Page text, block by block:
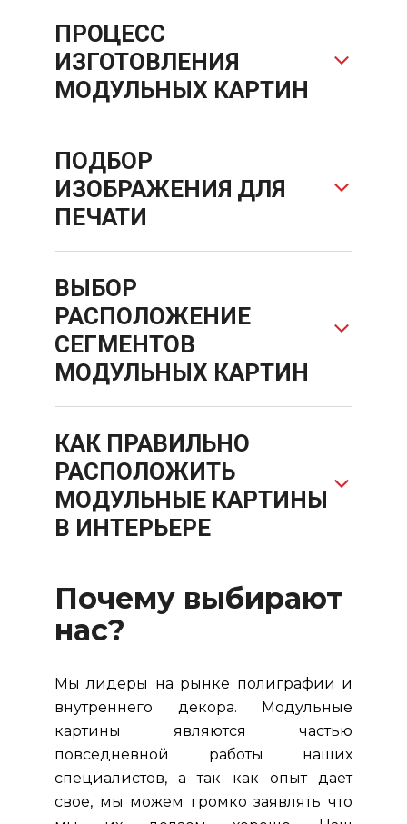
ПРОЦЕСС
ИЗГОТОВЛЕНИЯ
МОДУЛЬНЫХ КАРТИН
ПОДБОР
ИЗОБРАЖЕНИЯ ДЛЯ
ПЕЧАТИ
ВЫБОР
РАСПОЛОЖЕНИЕ
СЕГМЕНТОВ
МОДУЛЬНЫХ КАРТИН
КАК ПРАВИЛЬНО
РАСПОЛОЖИТЬ
МОДУЛЬНЫЕ КАРТИНЫ
В ИНТЕРЬЕРЕ
Почему выбирают
нас?
Мы лидеры на рынке полиграфии и
внутреннего декора. Модульные
картины являются частью
повседневной работы наших
специалистов, а так как опыт дает
свое, мы можем громко заявлять что